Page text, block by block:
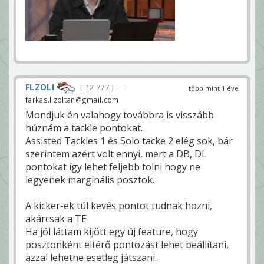
több mint 1 éve
FLZOLI 12 777
—
farkas.l.zoltan@gmail.com
Mondjuk én valahogy továbbra is visszább
húznám a tackle pontokat.
Assisted Tackles 1 és Solo tacke 2 elég sok, bár
szerintem azért volt ennyi, mert a DB, DL
pontokat így lehet feljebb tolni hogy ne
legyenek marginális posztok.
A kicker-ek túl kevés pontot tudnak hozni,
akárcsak a TE
Ha jól láttam kijött egy új feature, hogy
posztonként eltérő pontozást lehet beállítani,
azzal lehetne esetleg játszani.